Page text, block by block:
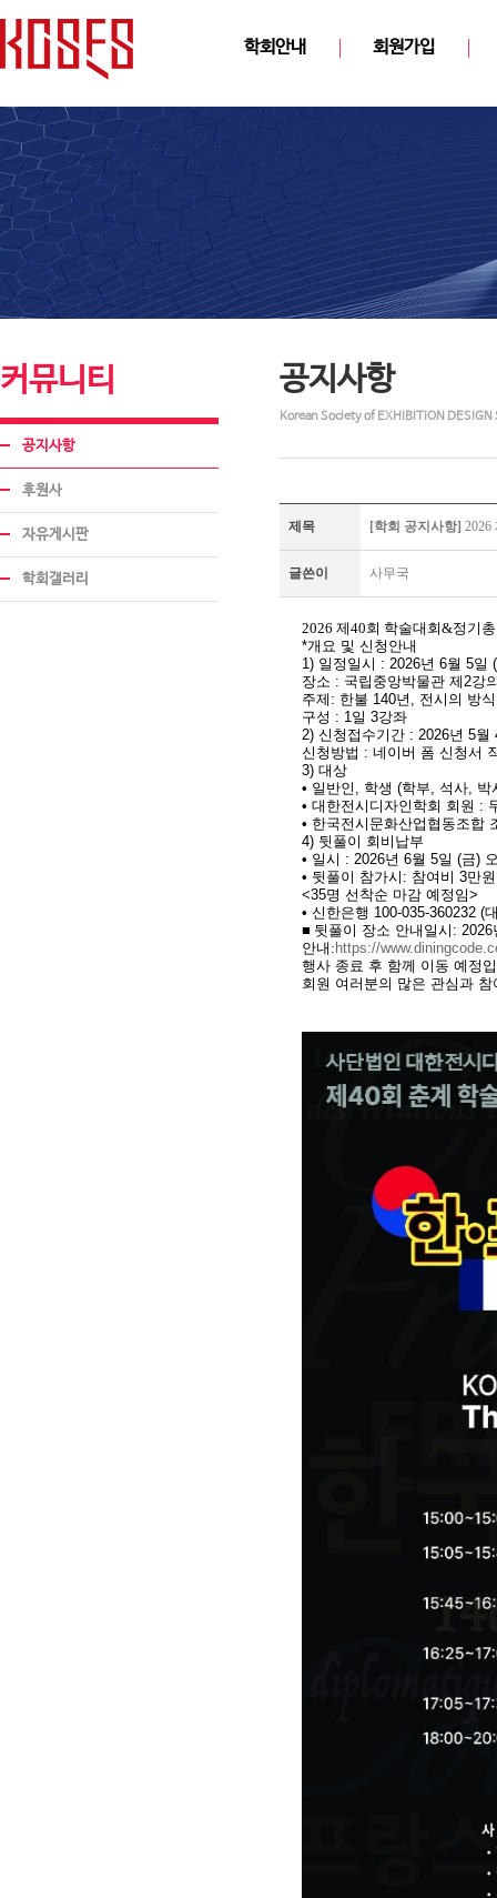
학회안내 회원가입
커뮤니티
공지사항
후원사
자유게시판
학회갤러리
공지사항
Korean Society of EXHIBITION DESIGN
제목 [학회 공지사항] 2026
글쓴이 사무국
2026 제40회 학술대회&정기
*개요 및 신청안내
1) 일정일시 : 2026년 6월 5일
장소 : 국립중앙박물관 제2강
주제 : 한불 140년, 전시의 방
구성 : 1일 3강좌
2) 신청접수기간 : 2026년 5월
신청방법 : 네이버 폼 신청서
3) 대상
• 일반인 , 학생 (학부, 석사, 박
• 대한전시디자인학회 회원 :
• 한국전시문화산업협동조합
4) 뒷풀이 회비납부
• 일시 : 2026년 6월 5일 (금)
• 뒷풀이 참가시 : 참여비 3만
<35명 선착순 마감 예정임>
• 신한은행 100-035-360232 (
■ 뒷풀이 장소 안내일시 :
안내: https://
행사 종료 후 함께 이동 예정
회원 여러분의 많은 관심과 참